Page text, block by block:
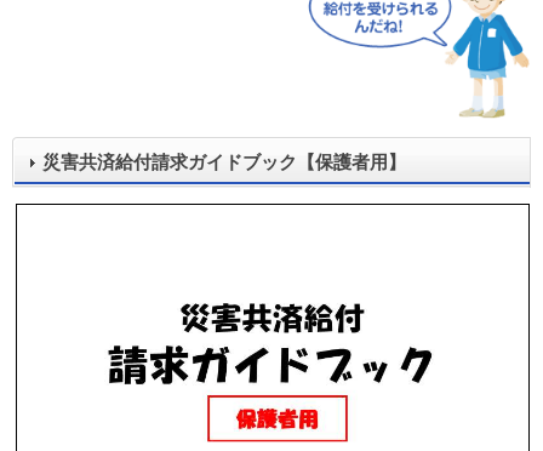
災害共済給付請求ガイドブック【保護者用】